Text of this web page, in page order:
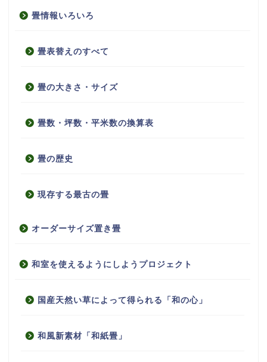
畳情報いろいろ
畳表替えのすべて
畳の大きさ・サイズ
畳数・坪数・平米数の換算表
畳の歴史
現存する最古の畳
オーダーサイズ置き畳
和室を使えるようにしようプロジェクト
国産天然い草によって得られる「和の心」
和風新素材「和紙畳」